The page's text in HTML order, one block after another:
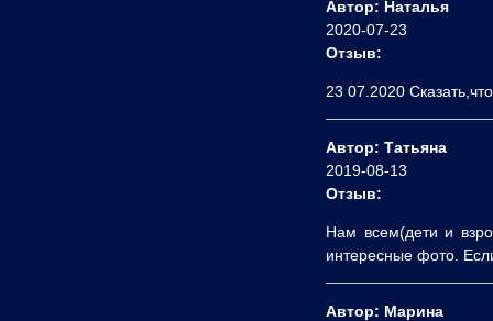
Автор: Наталья
2020-07-23
Отзыв:
23 07.2020
Автор: Татьяна
2019-08-13
Отзыв:
Нам всем(дети и
интересные фото.
Автор: Марина